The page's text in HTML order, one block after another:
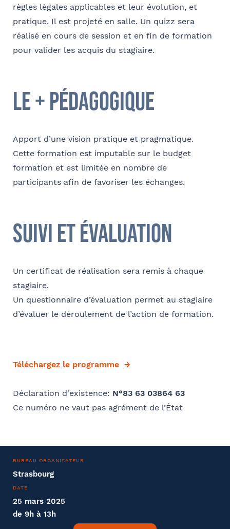
règles légales applicables et leur évolution, et
pratique. Il est projeté en salle. Un quizz sera
réalisé en cours de session et en fin de formation
pour valider les acquis du stagiaire.
le + pédagogique
Apport d’une vision pratique et pragmatique.
Cette formation est imputable sur le budget
formation et est limitée en nombre de
participants afin de favoriser les échanges.
suivi et évaluation
Un certificat de réalisation sera remis à chaque
stagiaire.
Un questionnaire d’évaluation permet au stagiaire
d’évaluer le déroulement de l’action de formation.
Téléchargez le programme
Déclaration d'existence: N°83 63 03864 63
Ce numéro ne vaut pas agrément de l’État
BUREAU ORGANISATEUR
Strasbourg
DATE
25 mars 2025
de 9h à 13h
Code postal
Ville
Nom
E-mail
Bureau formateur
et d'invitations aux formations et événements
du cabinet FACULTATIF
Conformément à la loi « informatique et libertés » du 6 janvier 1978
exercer en adressant un mail à communication@barthelemy-
avocats.com